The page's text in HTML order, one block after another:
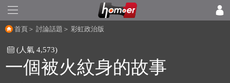
首頁 ＞ 討論話題 ＞ 彩虹政治版
(人氣 4,573)
一個被火紋身的故事